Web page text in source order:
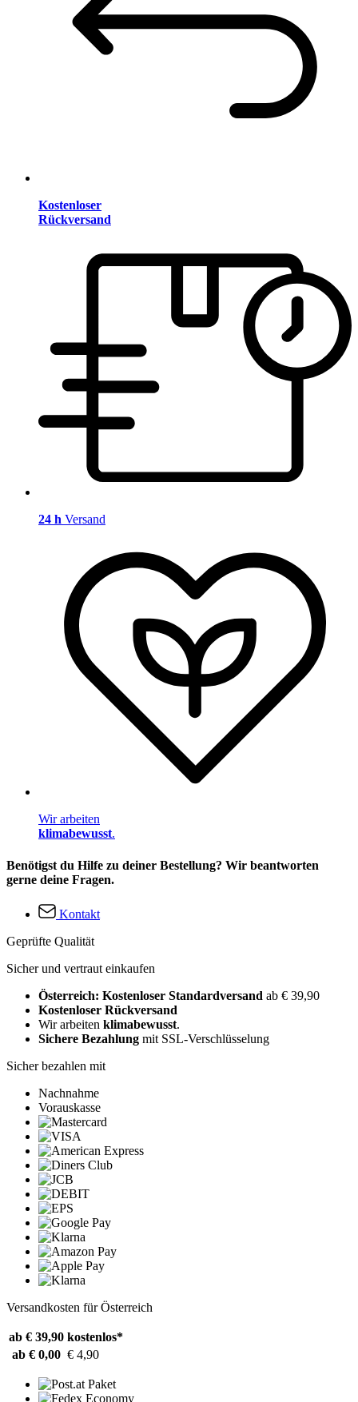
Kostenloser
Rückversand
24 h Versand
Wir arbeiten
klimabewusst.
Benötigst du Hilfe zu deiner Bestellung? Wir beantworten
gerne deine Fragen.
Kontakt
Geprüfte Qualität
Sicher und vertraut einkaufen
Österreich: Kostenloser Standardversand ab € 39,90
Kostenloser Rückversand
Wir arbeiten klimabewusst.
Sichere Bezahlung mit SSL-Verschlüsselung
Sicher bezahlen mit
Nachnahme
Vorauskasse
Versandkosten für Österreich
ab € 39,90 kostenlos*
ab € 0,00 € 4,90